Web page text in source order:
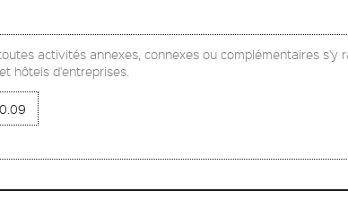
activités annexes, connexes ou complémentaires
hôtels d'entreprises.